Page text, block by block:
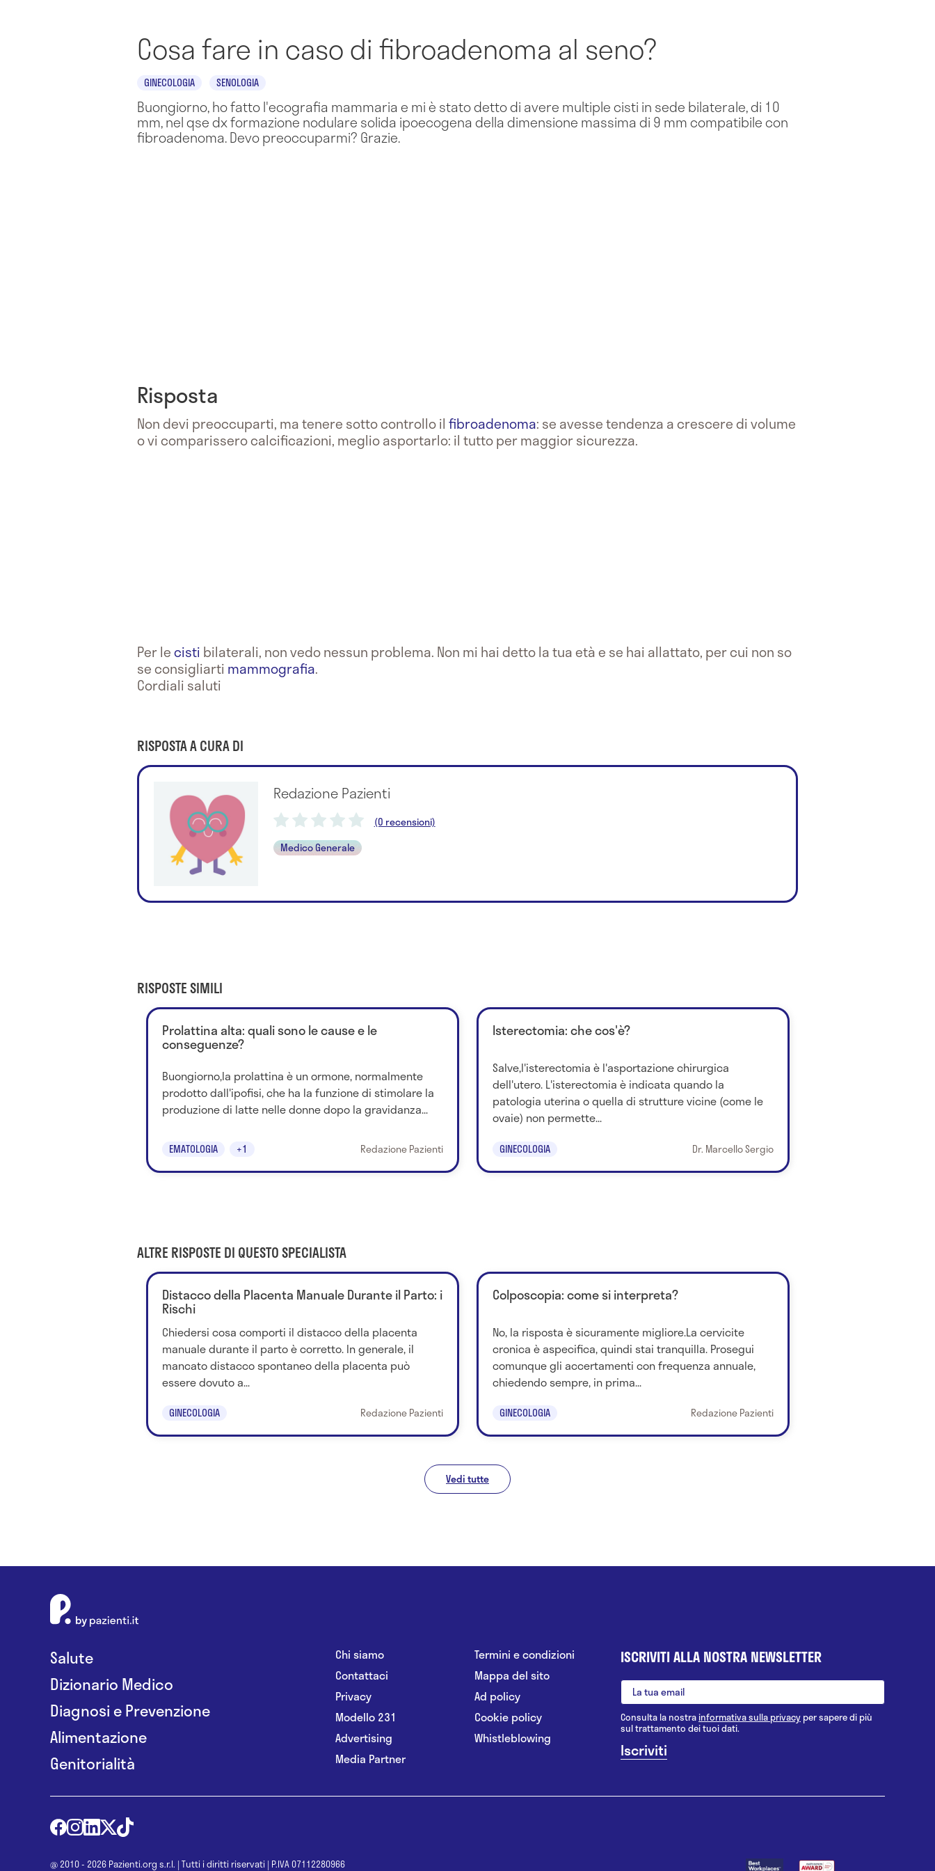
Cosa fare in caso di fibroadenoma al seno?
GINECOLOGIA SENOLOGIA
Buongiorno, ho fatto l'ecografia mammaria e mi è stato detto di avere multiple cisti in sede bilaterale, di 10
mm, nel qse dx formazione nodulare solida ipoecogena della dimensione massima di 9 mm compatibile con
fibroadenoma. Devo preoccuparmi? Grazie.
Risposta
Non devi preoccuparti, ma tenere sotto controllo il fibroadenoma: se avesse tendenza a crescere di volume
o vi comparissero calcificazioni, meglio asportarlo: il tutto per maggior sicurezza.
Per lecisti bilaterali, non vedo nessun problema. Non mi hai detto la tua età e se hai allattato, per cui non so
se consigliarti mammografia.
Cordiali saluti
RISPOSTA A CURA DI
Redazione Pazienti
(0 recensioni)
Medico Generale
RISPOSTE SIMILI
Prolattina alta: quali sono le cause e le
conseguenze?
Buongiorno,la prolattina è un ormone, normalmente
prodotto dall'ipofisi, che ha la funzione di stimolare la
produzione di latte nelle donne dopo la gravidanza...
EMATOLOGIA +1 Redazione Pazienti
Isterectomia: che cos'è?
Salve,l'isterectomia è l'asportazione chirurgica
dell'utero. L'isterectomia è indicata quando la
patologia uterina o quella di strutture vicine (come le
ovaie) non permette...
GINECOLOGIA Dr. Marcello Sergio
ALTRE RISPOSTE DI QUESTO SPECIALISTA
Distacco della Placenta Manuale Durante il Parto: i
Rischi
Chiedersi cosa comporti il distacco della placenta
manuale durante il parto è corretto. In generale, il
mancato distacco spontaneo della placenta può
essere dovuto a...
GINECOLOGIA Redazione Pazienti
Colposcopia: come si interpreta?
No, la risposta è sicuramente migliore.La cervicite
cronica è aspecifica, quindi stai tranquilla. Prosegui
comunque gli accertamenti con frequenza annuale,
chiedendo sempre, in prima...
GINECOLOGIA Redazione Pazienti
Vedi tutte
Salute
Dizionario Medico
Diagnosi e Prevenzione
Alimentazione
Genitorialità
Chi siamo
Contattaci
Privacy
Modello 231
Advertising
Media Partner
Termini e condizioni
Mappa del sito
Ad policy
Cookie policy
Whistleblowing
ISCRIVITI ALLA NOSTRA NEWSLETTER
Consulta la nostrainformativa sulla privacy per sapere di più
sul trattamento dei tuoi dati.
@ 2010 - 2026 Pazienti.org s.r.l. | Tutti i diritti riservati | P.IVA 07112280966